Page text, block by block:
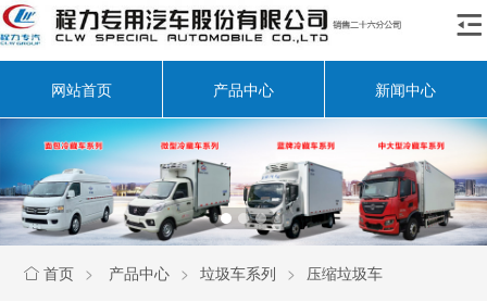

网站首页 产品中心 新闻中心
 首页 > 产品中心 > 垃圾车系列 > 压缩垃圾车